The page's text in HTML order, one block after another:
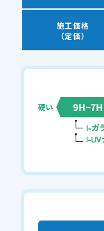
施工価格
（定価）